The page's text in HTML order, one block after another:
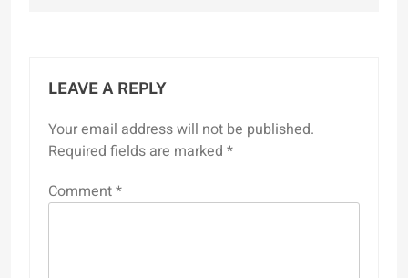
LEAVE A REPLY
Your email address will not be published.
Required fields are marked *
Comment*